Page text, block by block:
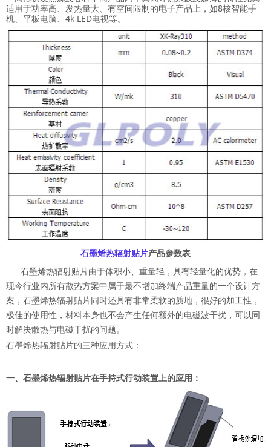
适用于功率高、发热量大、有空间限制的电子产品上，如8核智能手
机、平板电脑、4k LED电视等。
石墨烯热辐射贴片产品参数表
石墨烯热辐射贴片由于体积小、重量轻，具有轻量化的优势，在
现今行业内所有散热方案中属于最不增加终端产品重量的一个设计方
案，石墨烯热辐射贴片同时还具有非常柔软的质地，很好的加工性，
极佳的使用性，材料本身也不会产生任何额外的电磁波干扰，可以同
时解决散热与电磁干扰的问题。
石墨烯热辐射贴片的三种应用方式：
一、石墨烯热辐射贴片在手持式行动装置上的应用：